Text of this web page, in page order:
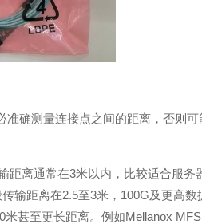
确测量连接点之间的距离，否则
离通常在3米以内，比较适合服务
输距离在2.5至3米，100G及更高
甚至更长距离。例如Mellanox